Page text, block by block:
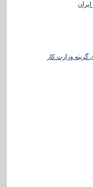
وزارت کار